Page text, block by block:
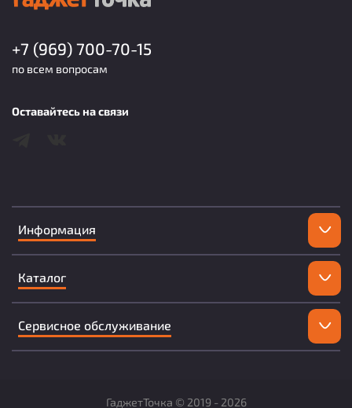
Информация
Каталог
Сервисное обслуживание
+7 (969) 700-70-15
по всем вопросам
Оставайтесь на связи
ГаджетТочка © 2019 - 2026